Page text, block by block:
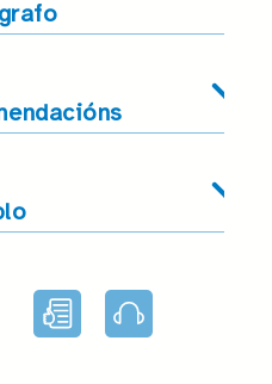
Lectura
facilitada
Audio